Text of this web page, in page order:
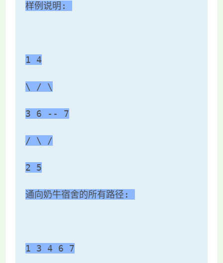
样例说明:
1 4
\ / \
3 6 -- 7
/ \ /
2 5
通向奶牛宿舍的所有路径:
1 3 4 6 7